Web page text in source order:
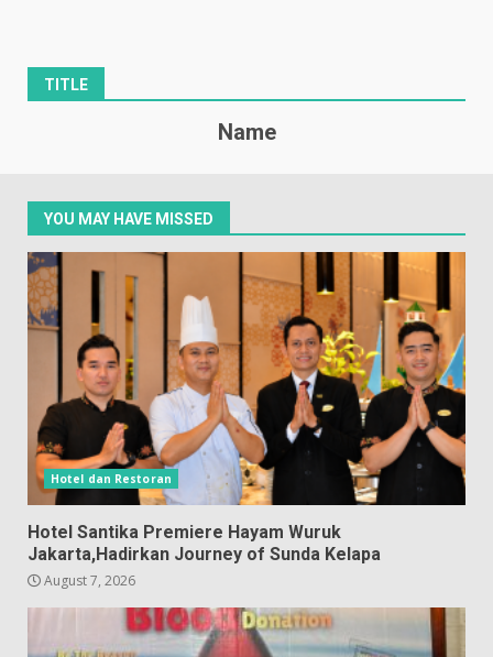
TITLE
Name
YOU MAY HAVE MISSED
Hotel dan Restoran
Hotel Santika Premiere Hayam Wuruk
Jakarta,Hadirkan Journey of Sunda Kelapa
August 7, 2026